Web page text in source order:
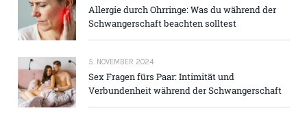
Allergie durch Ohrringe: Was du während der
Schwangerschaft beachten solltest
5. NOVEMBER 2024
Sex Fragen fürs Paar: Intimität und
Verbundenheit während der Schwangerschaft